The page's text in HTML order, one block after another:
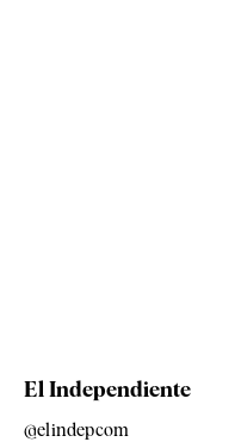
El Independiente
@elindepcom